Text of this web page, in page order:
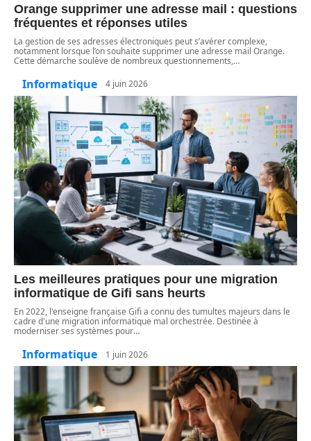
Orange supprimer une adresse mail : questions
fréquentes et réponses utiles
La gestion de ses adresses électroniques peut s’avérer complexe,
notamment lorsque l’on souhaite supprimer une adresse mail Orange.
Cette démarche soulève de nombreux questionnements,…
Informatique 4 juin 2026
Les meilleures pratiques pour une migration
informatique de Gifi sans heurts
En 2022, l'enseigne française Gifi a connu des tumultes majeurs dans le
cadre d'une migration informatique mal orchestrée. Destinée à
moderniser ses systèmes pour…
Informatique 1 juin 2026